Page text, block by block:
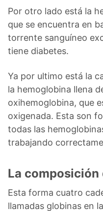
Por otro lado está la
que se encuentra en
torrente sanguíneo
tiene diabetes.
Ya por ultimo está la
la hemoglobina llena
oxihemoglobina, que
oxigenada. Esta son
todas las
trabajando
La composición
Esta forma cuatro
llamadas globinas en